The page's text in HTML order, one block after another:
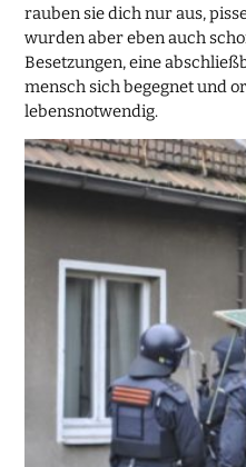
rauben sie dich nur aus,
wurden aber eben auch
Besetzungen, eine
mensch sich begegnet und
lebensnotwendig.